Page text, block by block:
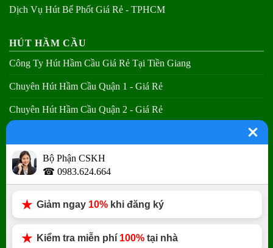
Dịch Vụ Hút Bể Phốt Giá Rẻ - TPHCM
HÚT HẦM CẦU
Công Ty Hút Hầm Cầu Giá Rẻ Tại Tiền Giang
Chuyên Hút Hầm Cầu Quận 1 - Giá Rẻ
Chuyên Hút Hầm Cầu Quận 2 - Giá Rẻ
THÔNG CẦU NGHẸT
Thợ Thông Bồn Cầu Tại Các Quận - Giá Rẻ
Chuyên Thông Tắc Toa Lét TPHCM - Giá Rẻ
Chuyên Thông Tắc Nhà Vệ Sinh - Giá Rẻ
Bộ Phận CSKH
☎ 0983.624.664
Giảm ngay 10% khi đăng ký
Kiểm tra miễn phí 100% tại nhà